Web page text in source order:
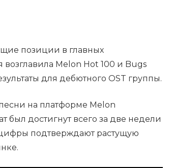
позиции в главных
Melon Hot 100 и Bugs
для дебютного OST группы.
на платформе Melon
был достигнут всего за две недели
подтверждают растущую